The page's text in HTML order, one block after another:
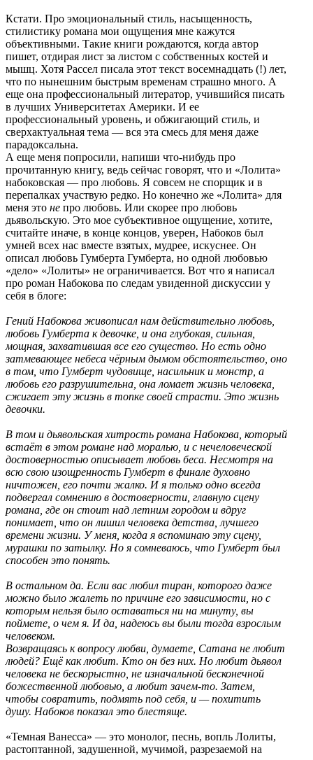
Кстати. Про эмоциональный стиль, насыщенность,
стилистику романа мои ощущения мне кажутся
объективными. Такие книги рождаются, когда автор
пишет, отдирая лист за листом с собственных костей и
мышц. Хотя Рассел писала этот текст восемнадцать (!) лет,
что по нынешним быстрым временам страшно много. А
еще она профессиональный литератор, учившийся писать
в лучших Университетах Америки. И ее
профессиональный уровень, и обжигающий стиль, и
сверхактуальная тема — вся эта смесь для меня даже
парадоксальна.
А еще меня попросили, напиши что-нибудь про
прочитанную книгу, ведь сейчас говорят, что и «Лолита»
набоковская — про любовь. Я совсем не спорщик и в
перепалках участвую редко. Но конечно же «Лолита» для
меня это не про любовь. Или скорее про любовь
дьявольскую. Это мое субъективное ощущение, хотите,
считайте иначе, в конце концов, уверен, Набоков был
умней всех нас вместе взятых, мудрее, искуснее. Он
описал любовь Гумберта Гумберта, но одной любовью
«дело» «Лолиты» не ограничивается. Вот что я написал
про роман Набокова по следам увиденной дискуссии у
себя в блоге:
Гений Набокова живописал нам действительно любовь,
любовь Гумберта к девочке, и она глубокая, сильная,
мощная, захватившая все его существо. Но есть одно
затмевающее небеса чёрным дымом обстоятельство, оно
в том, что Гумберт чудовище, насильник и монстр, а
любовь его разрушительна, она ломает жизнь человека,
сжигает эту жизнь в топке своей страсти. Это жизнь
девочки.
В том и дьявольская хитрость романа Набокова, который
встаёт в этом романе над моралью, и с нечеловеческой
достоверностью описывает любовь беса. Несмотря на
всю свою изощренность Гумберт в финале духовно
ничтожен, его почти жалко. И я только одно всегда
подвергал сомнению в достоверности, главную сцену
романа, где он стоит над летним городом и вдруг
понимает, что он лишил человека детства, лучшего
времени жизни. У меня, когда я вспоминаю эту сцену,
мурашки по затылку. Но я сомневаюсь, что Гумберт был
способен это понять.
В остальном да. Если вас любил тиран, которого даже
можно было жалеть по причине его зависимости, но с
которым нельзя было оставаться ни на минуту, вы
поймете, о чем я. И да, надеюсь вы были тогда взрослым
человеком.
Возвращаясь к вопросу любви, думаете, Сатана не любит
людей? Ещё как любит. Кто он без них. Но любит дьявол
человека не бескорыстно, не изначальной бесконечной
божественной любовью, а любит зачем-то. Затем,
чтобы совратить, подмять под себя, и — похитить
душу. Набоков показал это блестяще.
«Темная Ванесса» — это монолог, песнь, вопль Лолиты,
растоптанной, задушенной, мучимой, разрезаемой на